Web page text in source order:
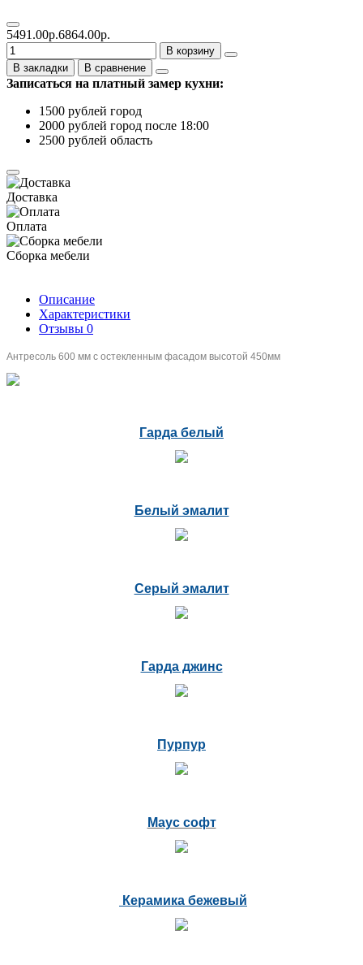
5491.00р.6864.00р.
В корзину
В закладки
В сравнение
Записаться на платный замер кухни:
1500 рублей город
2000 рублей город после 18:00
2500 рублей область
Доставка
Оплата
Сборка мебели
Описание
Характеристики
Отзывы 0
Антресоль 600 мм с остекленным фасадом высотой 450мм
Гарда белый
Белый эмалит
Серый эмалит
Гарда джинс
Пурпур
Маус софт
Керамика бежевый